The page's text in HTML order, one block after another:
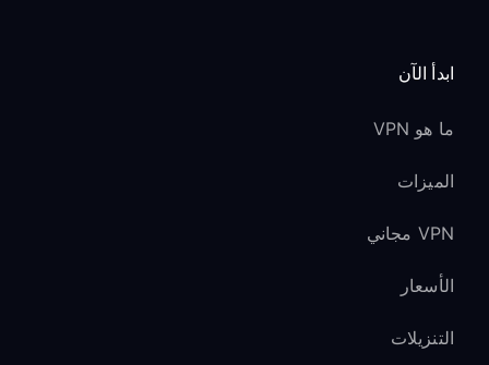
ابدأ الآن
ما هو VPN
الميزات
VPN مجاني
الأسعار
التنزيلات